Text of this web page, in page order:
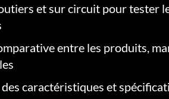
et sur circuit pour tester
entre les produits,
caractéristiques et